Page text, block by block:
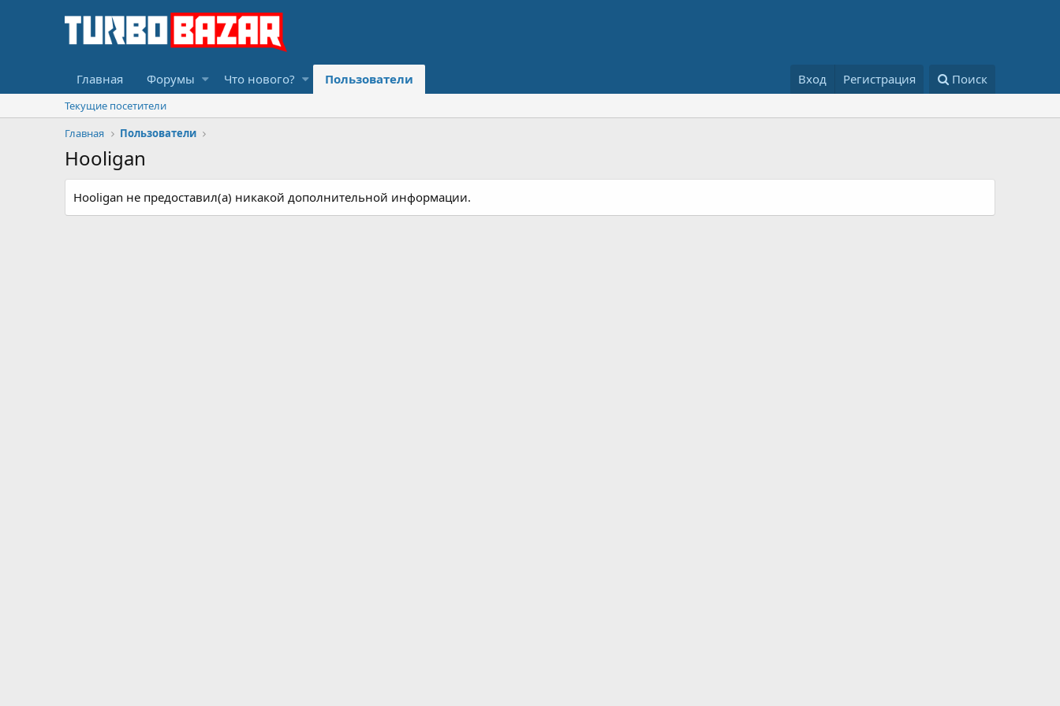
Главная Форумы Что нового? Пользователи Вход Регистрация Поиск
Текущие посетители
Главная
Пользователи
Hooligan
Hooligan не предоставил(а) никакой дополнительной информации.